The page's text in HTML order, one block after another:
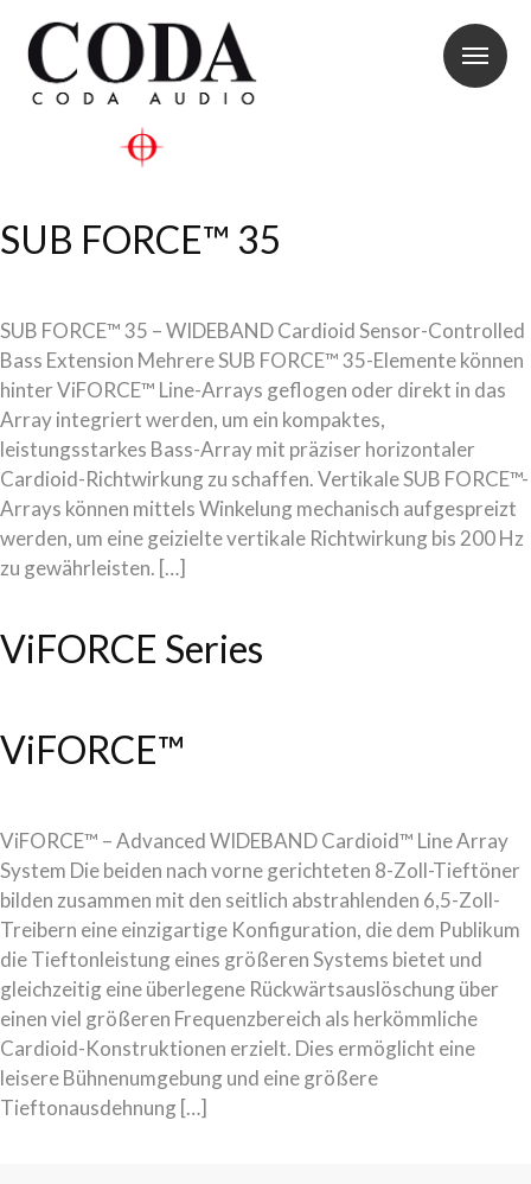
SUB FORCE™ 35
SUB FORCE™ 35 – WIDEBAND Cardioid Sensor-Controlled
Bass Extension Mehrere SUB FORCE™ 35-Elemente können
hinter ViFORCE™ Line-Arrays geflogen oder direkt in das
Array integriert werden, um ein kompaktes,
leistungsstarkes Bass-Array mit präziser horizontaler
Cardioid-Richtwirkung zu schaffen. Vertikale SUB FORCE™-
Arrays können mittels Winkelung mechanisch aufgespreizt
werden, um eine geizielte vertikale Richtwirkung bis 200 Hz
zu gewährleisten. […]
ViFORCE Series
ViFORCE™
ViFORCE™ – Advanced WIDEBAND Cardioid™ Line Array
System Die beiden nach vorne gerichteten 8-Zoll-Tieftöner
bilden zusammen mit den seitlich abstrahlenden 6,5-Zoll-
Treibern eine einzigartige Konfiguration, die dem Publikum
die Tieftonleistung eines größeren Systems bietet und
gleichzeitig eine überlegene Rückwärtsauslöschung über
einen viel größeren Frequenzbereich als herkömmliche
Cardioid-Konstruktionen erzielt. Dies ermöglicht eine
leisere Bühnenumgebung und eine größere
Tieftonausdehnung […]